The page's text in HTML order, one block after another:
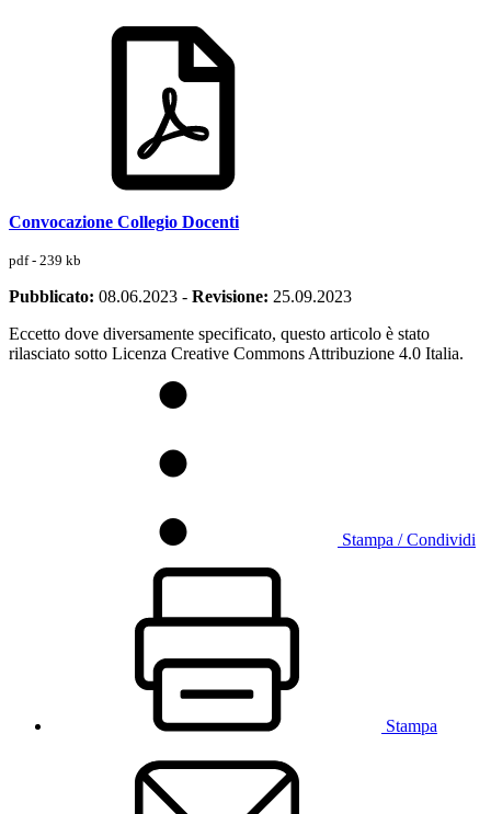
Convocazione Collegio Docenti
pdf - 239 kb
Pubblicato: 08.06.2023 - Revisione: 25.09.2023
Eccetto dove diversamente specificato, questo articolo è stato
rilasciato sotto Licenza Creative Commons Attribuzione 4.0 Italia.
Stampa / Condividi
Stampa